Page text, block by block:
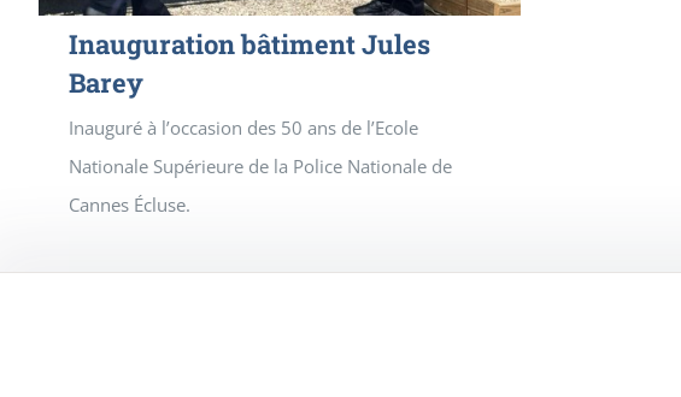
Inauguration bâtiment Jules
Barey
Inauguré à l’occasion des 50 ans de l’Ecole
Nationale Supérieure de la Police Nationale de
Cannes Écluse.